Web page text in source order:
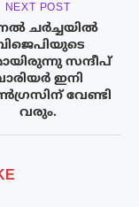
NEXT POST
ചർച്ചയിൽ
സന്ദീപ്
ഇനി
വേണ്ടി
വരും.